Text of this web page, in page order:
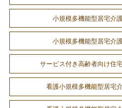
小規模多機能型居宅介
小規模多機能型居宅介
サービス付き高齢者向け住
看護小規模多機能型居宅